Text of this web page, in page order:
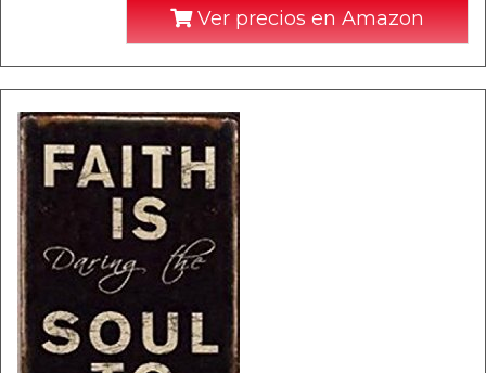
Ver precios en Amazon